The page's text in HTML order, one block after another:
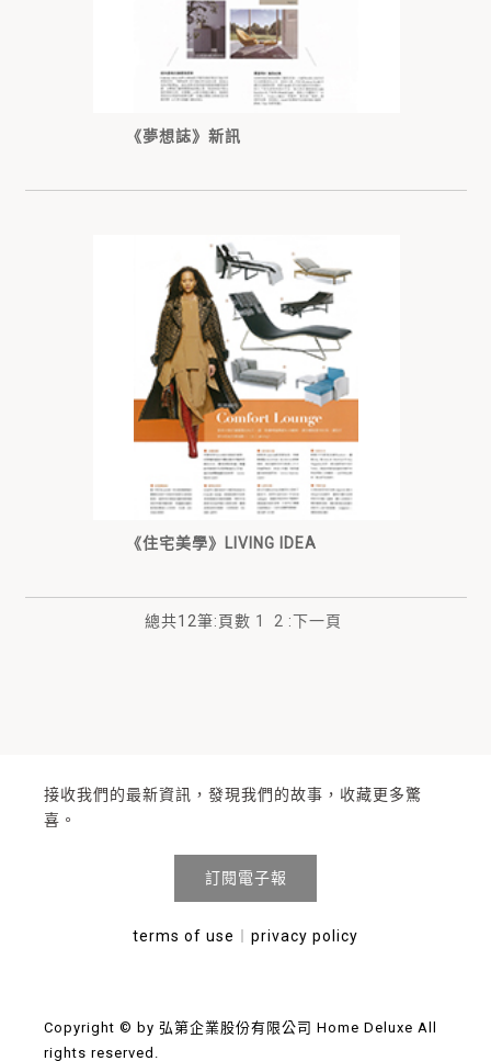
《夢想誌》新訊
《住宅美學》LIVING IDEA
總共12筆:頁數 1 2 :下一頁
Copyright © by 弘第企業股份有限公司 Home Deluxe All
rights reserved.
接收我們的最新資訊，發現我們的故事，收藏更多驚
喜。
訂閱電子報
terms of use privacy policy